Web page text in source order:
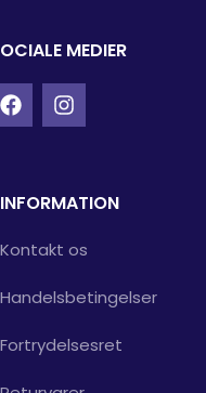
MEDIER
INFORMATION
Kontakt os
Handelsbetingelser
Fortrydelsesret